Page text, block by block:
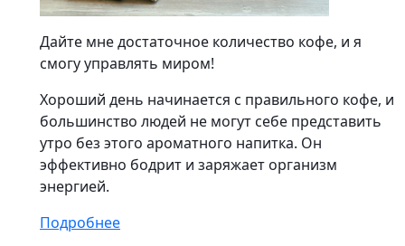
Дайте мне достаточное количество кофе, и я
смогу управлять миром!
Хороший день начинается с правильного кофе, и
большинство людей не могут себе представить
утро без этого ароматного напитка. Он
эффективно бодрит и заряжает организм
энергией.
Подробнее